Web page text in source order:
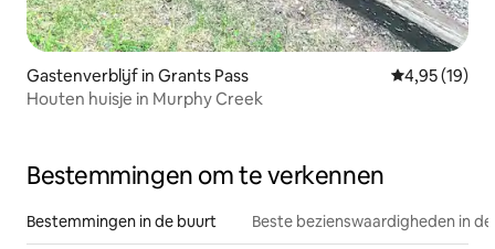
Gastenverblijf in Grants Pass Gemiddelde
4,95 (19)
Houten huisje in Murphy Creek
Bestemmingen om te verkennen
Bestemmingen in de buurt Beste bezienswaardigheden in